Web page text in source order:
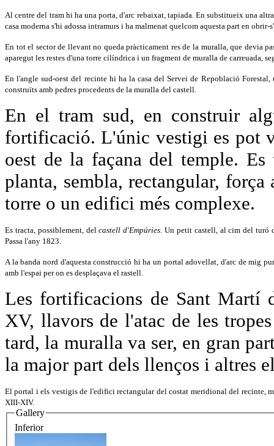
Al centre del tram hi ha una porta, d'arc rebaixat, tapiada. En substitueix una
casa moderna s'hi adossa intramurs i ha malmenat quelcom aquesta part en obrir-
En tot el sector de llevant no queda pràcticament res de la muralla, que devia
aparegut les restes d'una torre cilíndrica i un fragment de muralla de carreuada,
En l'angle sud-oest del recinte hi ha la casa del Servei de Repoblació
construïts amb pedres procedents de la muralla del castell.
En el tram sud, en construir
fortificació. L'únic vestigi es pot
oest de la façana del temple.
planta, sembla, rectangular, força
torre o un edifici més complexe.
Es tracta, possiblement, delcastell d'Empúries. Un petit castell, al cim del turó
Passa l'any 1823.
A la banda nord d'aquesta construcció hi ha un portal adovellat, d'arc de mig
amb l'espai per on es desplaçava el rastell.
Les fortificacions de Sant Martí
XV, llavors de l'atac de les
tard, la muralla va ser, en gran
la major part dels llenços i altres
El portal i els vestigis de l'edifici rectangular del costat meridional del recinte,
XIII-XIV.
Gallery
Inferior